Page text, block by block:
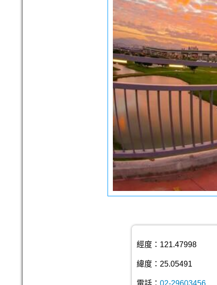
經度：121.47998
緯度：25.05491
電話： 02-29603456